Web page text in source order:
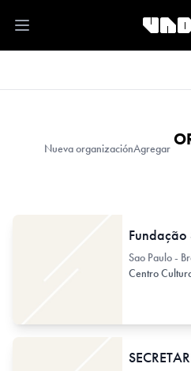
Open main menu
Nueva organizaciónAgregar
Fundação
Sao Paulo -
Centro